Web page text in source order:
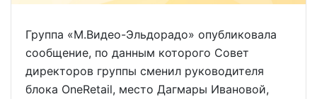
Группа «М.Видео-Эльдорадо» опубликовала
сообщение, по данным которого Совет
директоров группы сменил руководителя
блока OneRetail, место Дагмары Ивановой,